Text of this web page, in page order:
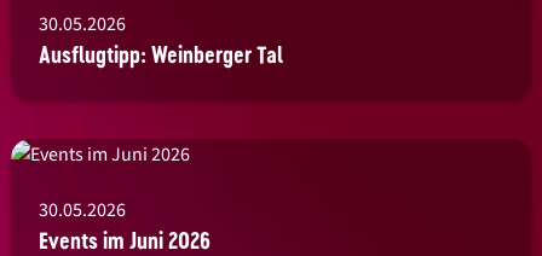
30.05.2026
Ausflugtipp: Weinberger Tal
30.05.2026
Events im Juni 2026